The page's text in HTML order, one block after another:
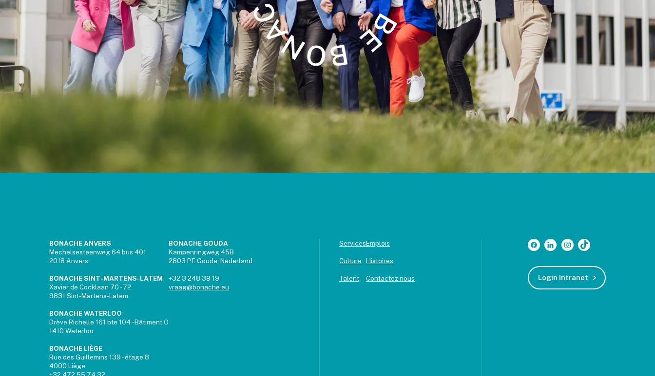
BONACHE ANVERS
Mechelsesteenweg 64 bus 401
2018 Anvers
BONACHE SINT-MARTENS-LATEM
Xavier de Cocklaan 70 - 72
9831 Sint-Martens-Latem
BONACHE WATERLOO
Drève Richelle 161 bte 104 - Bâtiment O
1410 Waterloo
BONACHE LIÈGE
Rue des Guillemins 139 - étage 8
4000 Liège
+32 472 55 74 32
BONACHE GOUDA
Kampenringweg 45B
2803 PE Gouda, Nederland
+32 3 248 39 19
vraag@bonache.eu
Services
Culture
Talent
Emplois
Histoires
Contactez nous Login Intranet